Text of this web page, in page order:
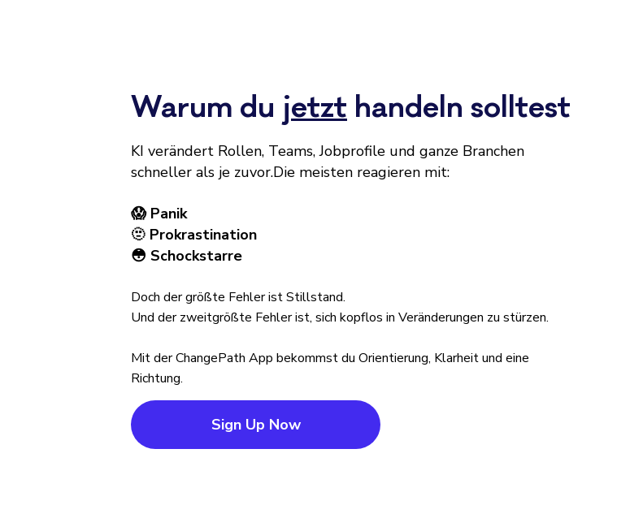
Warum du jetzt handeln solltest
KI verändert Rollen, Teams, Jobprofile und ganze Branchen
schneller als je zuvor.Die meisten reagieren mit:
😱 Panik
🫥 Prokrastination
😳 Schockstarre
Doch der größte Fehler ist Stillstand.
Und der zweitgrößte Fehler ist, sich kopflos in Veränderungen zu stürzen.
Mit der ChangePath App bekommst du Orientierung, Klarheit und eine
Richtung.
Sign Up Now